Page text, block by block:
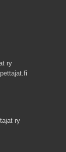
ry
ry